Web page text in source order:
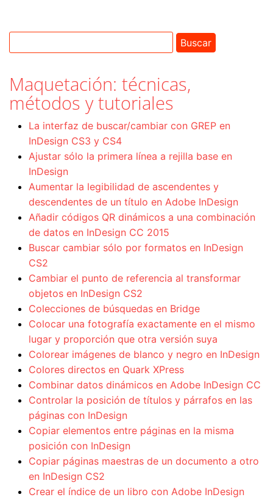
Maquetación: técnicas,
métodos y tutoriales
La interfaz de buscar/cambiar con GREP en
InDesign CS3 y CS4
Ajustar sólo la primera línea a rejilla base en
InDesign
Aumentar la legibilidad de ascendentes y
descendentes de un título en Adobe InDesign
Añadir códigos QR dinámicos a una combinación
de datos en InDesign CC 2015
Buscar cambiar sólo por formatos en InDesign
CS2
Cambiar el punto de referencia al transformar
objetos en InDesign CS2
Colecciones de búsquedas en Bridge
Colocar una fotografía exactamente en el mismo
lugar y proporción que otra versión suya
Colorear imágenes de blanco y negro en InDesign
Colores directos en Quark XPress
Combinar datos dinámicos en Adobe InDesign CC
Controlar la posición de títulos y párrafos en las
páginas con InDesign
Copiar elementos entre páginas en la misma
posición con InDesign
Copiar páginas maestras de un documento a otro
en InDesign CS2
Crear el índice de un libro con Adobe InDesign